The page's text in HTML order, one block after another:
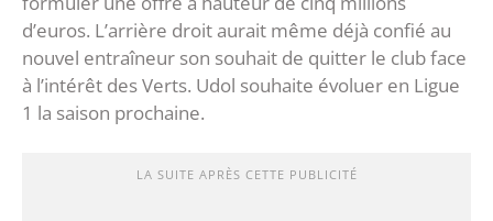
d’euros. L’arrière droit aurait même déjà confié au
nouvel entraîneur son souhait de quitter le club face
à l’intérêt des Verts. Udol souhaite évoluer en Ligue
1 la saison prochaine.
LA SUITE APRÈS CETTE PUBLICITÉ